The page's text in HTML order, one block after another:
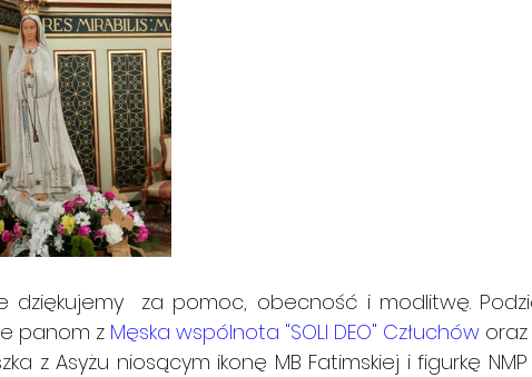
dziękujemy  za pomoc, obecność i modlitwę.
panom z Męska wspólnota "SOLI DEO" Człuchów
z Asyżu niosącym ikonę MB Fatimskiej i figurkę